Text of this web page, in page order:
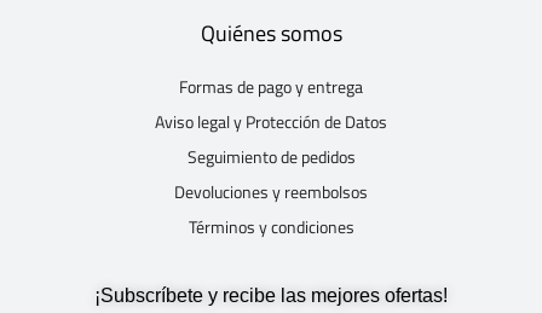
Quiénes somos
Formas de pago y entrega
Aviso legal y Protección de Datos
Seguimiento de pedidos
Devoluciones y reembolsos
Términos y condiciones
¡Subscríbete y recibe las mejores ofertas!